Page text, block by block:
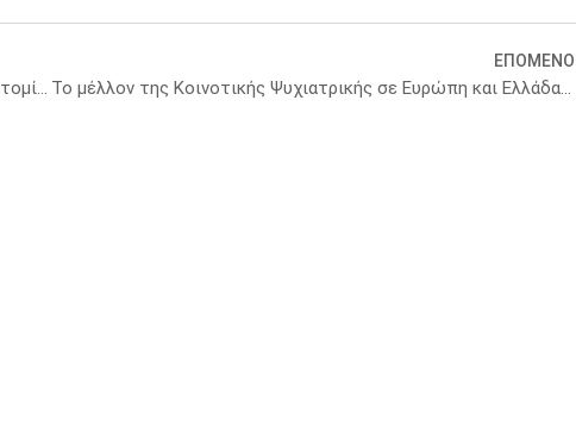
Στην τελική ευθεία το σχέδιο νόμου για το «Ταμείο Καινοτομίας»: Τα «αγκάθια» για τις εταιρείες
ΕΠΟΜΕΝΟ
Το μέλλον της Κοινοτικής Ψυχιατρικής σε Ευρώπη και Ελλάδα: Καινοτομία και πολιτικές ψυχικής υγείας στην πράξη